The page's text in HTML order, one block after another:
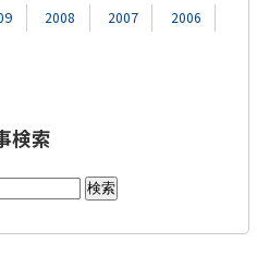
2008 2007
2006
検索